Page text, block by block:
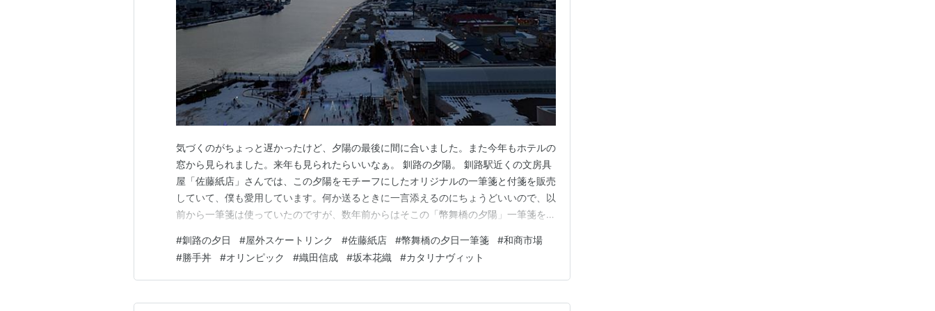
気づくのがちょっと遅かったけど、夕陽の最後に間に合いました。また今年もホテルの
窓から見られました。来年も見られたらいいなぁ。 釧路の夕陽。 釧路駅近くの文房具
屋「佐藤紙店」さんでは、この夕陽をモチーフにしたオリジナルの一筆箋と付箋を販売
していて、僕も愛用しています。何か送るときに一言添えるのにちょうどいいので、以
前から一筆箋は使っていたのですが、数年前からはそこの「幣舞橋の夕陽」一筆箋を愛
す。 旧ブログは移行せずこの世から消えたので、初めて触れるような口ぶりで書きま
す。 画面下の方はこの時期に設置されるアイスパークとで…
#釧路の夕日 #屋外スケートリンク #佐藤紙店 #幣舞橋の夕日一筆箋 #和商市場
#勝手丼 #オリンピック #織田信成 #坂本花織 #カタリナヴィット